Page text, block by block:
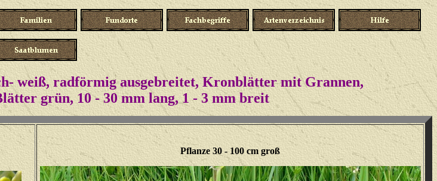
weiß, radförmig ausgebreitet, Kronblätter mit Grannen,
grün, 10 - 30 mm lang, 1 - 3 mm breit
Pflanze 30 - 100 cm groß